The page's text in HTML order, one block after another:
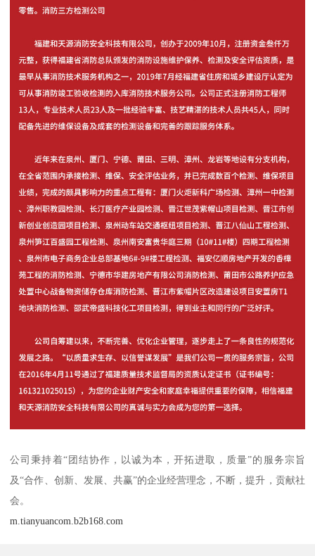
公司秉持着“团结协作，以诚为本，开拓进取，质量”的服务宗旨
及“合作、创新、发展、共赢”的企业经营理念，不断，提升，贡献社
会。
m.tianyuancom.b2b168.com